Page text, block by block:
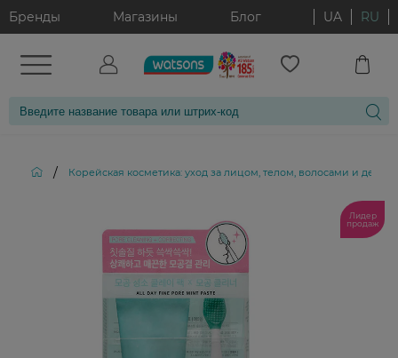
Бренды Магазины Блог UA RU
/ Корейская косметика: уход за лицом, телом, волосами и
Лидер
продаж